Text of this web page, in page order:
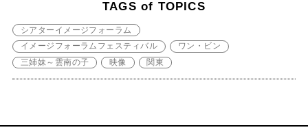
TAGS of TOPICS
シアターイメージフォーラム
イメージフォーラムフェスティバル
ワン・ビン
三姉妹～雲南の子
映像 関東